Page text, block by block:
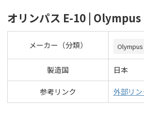
オリンパス E-10 | Olympus
メーカー（分類） Olympus
製造国 日本
参考リンク 外部リン